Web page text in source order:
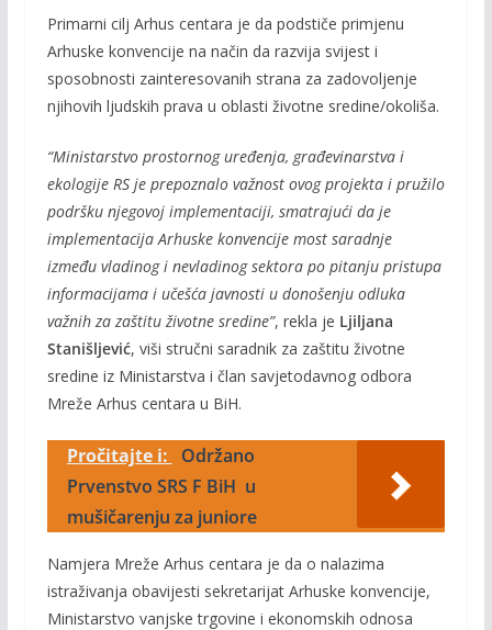
Primarni cilj Arhus centara je da podstiče primjenu
Arhuske konvencije na način da razvija svijest i
sposobnosti zainteresovanih strana za zadovoljenje
njihovih ljudskih prava u oblasti životne sredine/okoliša.
“Ministarstvo prostornog uređenja, građevinarstva i
ekologije RS je prepoznalo važnost ovog projekta i pružilo
podršku njegovoj implementaciji, smatrajući da je
implementacija Arhuske konvencije most saradnje
između vladinog i nevladinog sektora po pitanju pristupa
informacijama i učešća javnosti u donošenju odluka
važnih za zaštitu životne sredine”, rekla je Ljiljana
Stanišljević, viši stručni saradnik za zaštitu životne
sredine iz Ministarstva i član savjetodavnog odbora
Mreže Arhus centara u BiH.
Pročitajte i:
Održano
Prvenstvo SRS F BiH u
mušičarenju za juniore
Namjera Mreže Arhus centara je da o nalazima
istraživanja obavijesti sekretarijat Arhuske konvencije,
Ministarstvo vanjske trgovine i ekonomskih odnosa